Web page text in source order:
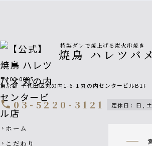
特製ダレで焼上げる炭火串焼き
焼鳥 ハレツバメ
〒100-0005
東京都 千代田区丸の内1-6-1 丸の内センタービルB1F
call03-5220-3121 定休日 : 日, 土
Footer navigation
chevron_right ホーム
chevron_right こだわり